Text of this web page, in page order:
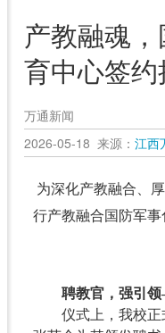
产教融魂
育中心签
万通新闻
2026-05-18 来源： 江西
为深化产教融合、
行产教融合国防军
聘教官，强引领
仪式上，我校